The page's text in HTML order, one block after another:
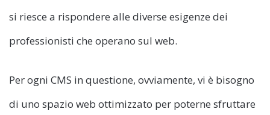
si riesce a rispondere alle diverse esigenze dei
professionisti che operano sul web.
Per ogni CMS in questione, ovviamente, vi è bisogno
di uno spazio web ottimizzato per poterne sfruttare